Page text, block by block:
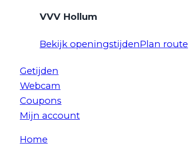
VVV Hollum
Bekijk openingstijdenPlan route
Getijden
Webcam
Coupons
Mijn account
Home